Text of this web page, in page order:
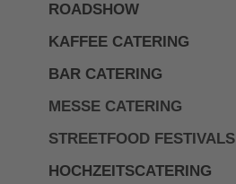
ROADSHOW
KAFFEE CATERING
BAR CATERING
MESSE CATERING
STREETFOOD FESTIVALS
HOCHZEITSCATERING